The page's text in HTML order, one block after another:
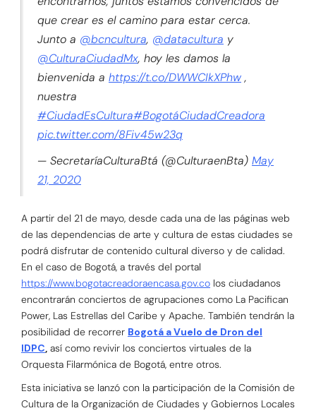
que crear es el camino para estar cerca.
Junto a @bcncultura, @datacultura y
@CulturaCiudadMx, hoy les damos la
bienvenida a https://t.co/DWWCIkXPhw ,
nuestra
#CiudadEsCultura#BogotáCiudadCreadora
pic.twitter.com/8Fiv45w23q
— SecretaríaCulturaBtá (@CulturaenBta) May
21, 2020
A partir del 21 de mayo, desde cada una de las páginas web
de las dependencias de arte y cultura de estas ciudades se
podrá disfrutar de contenido cultural diverso y de calidad.
En el caso de Bogotá, a través del portal
https://www.bogotacreadoraencasa.gov.co los ciudadanos
encontrarán conciertos de agrupaciones como La Pacifican
Power, Las Estrellas del Caribe y Apache. También tendrán la
posibilidad de recorrer Bogotá a Vuelo de Dron del
IDPC, así como revivir los conciertos virtuales de la
Orquesta Filarmónica de Bogotá, entre otros.
Esta iniciativa se lanzó con la participación de la Comisión de
Cultura de la Organización de Ciudades y Gobiernos Locales